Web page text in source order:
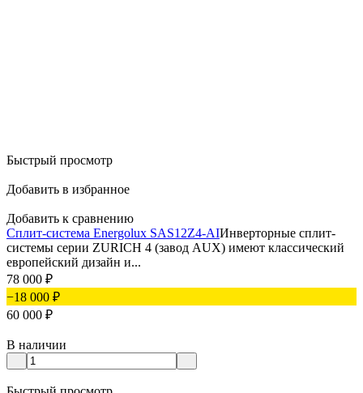
Быстрый просмотр
Добавить в избранное
Добавить к сравнению
Сплит-система Energolux SAS12Z4-AIИнверторные сплит-
системы серии ZURICH 4 (завод AUX) имеют классический
европейский дизайн и...
78 000 ₽
−18 000 ₽
60 000 ₽
В наличии